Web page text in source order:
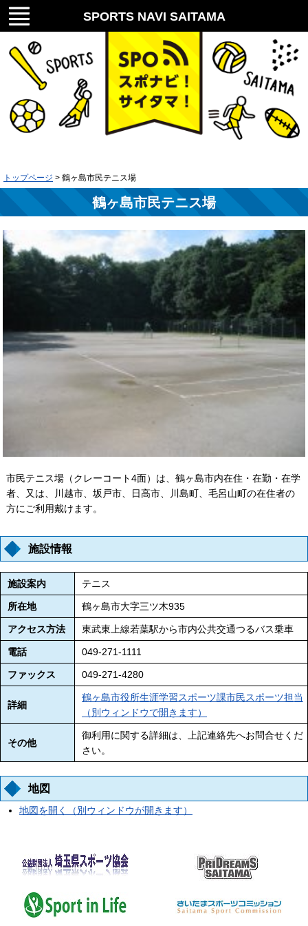
スポナビ！サイタマ！
メニ
ュー
SPORTS NAVI SAITAMA
トップページ > 鶴ヶ島市民テニス場
鶴ヶ島市民テニス場
市民テニス場（クレーコート4面）は、鶴ヶ島市内在住・在勤・在学
者、又は、川越市、坂戸市、日高市、川島町、毛呂山町の在住者の
方にご利用戴けます。
施設情報
施設案内 テニス
所在地 鶴ヶ島市大字三ツ木935
アクセス方法 東武東上線若葉駅から市内公共交通つるバス乗車
電話 049-271-1111
ファックス 049-271-4280
詳細
鶴ヶ島市役所生涯学習スポーツ課市民スポーツ担当
（別ウィンドウで開きます）
その他
御利用に関する詳細は、上記連絡先へお問合せくだ
さい。
地図
地図を開く（別ウィンドウが開きます）